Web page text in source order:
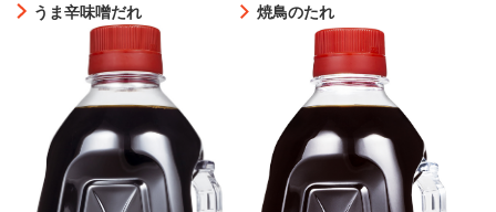
うま辛味噌だれ 焼鳥のたれ